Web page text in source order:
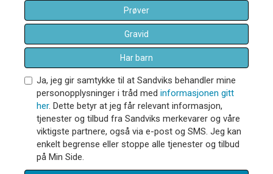
Prøver
Gravid
Har barn
Ja, jeg gir samtykke til at Sandviks behandler mine
personopplysninger i tråd med informasjonen gitt
her. Dette betyr at jeg får relevant informasjon,
tjenester og tilbud fra Sandviks merkevarer og våre
viktigste partnere, også via e-post og SMS. Jeg kan
enkelt begrense eller stoppe alle tjenester og tilbud
på Min Side.